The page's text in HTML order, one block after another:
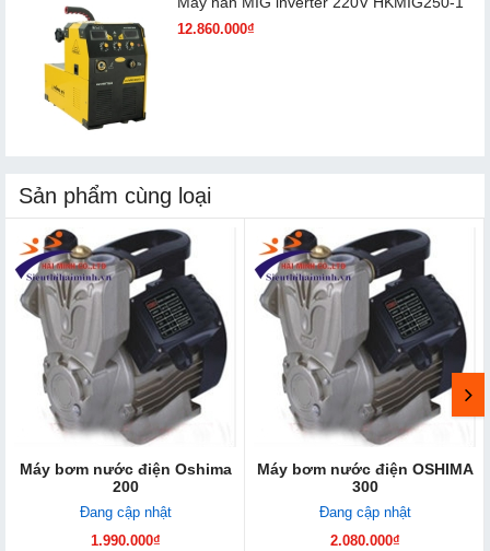
12.860.000₫
Sản phẩm cùng loại
Máy bơm nước điện Oshima
200
Đang cập nhật
1.990.000₫
Máy bơm nước điện OSHIMA
300
Đang cập nhật
2.080.000₫